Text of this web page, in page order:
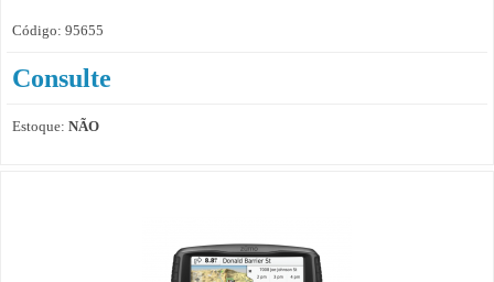
Código: 95655
Consulte
Estoque: NÃO